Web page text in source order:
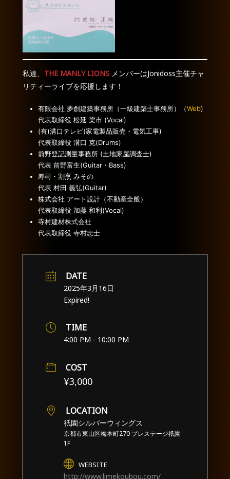
私達、 THE MANLY LIONS メンバーはJonidoss主催チャ
リティーライブを応援します！
有限会社 夢創建築事務所（一級建築士事務所）（Web)
代表取締役 松延 梁市 (Vocal)
(有)溝口テレビ(家電製品販売・電気工事)
代表取締役 溝口 克(Drums)
前野登記測量事務所 (土地家屋調査士)
代表 前野富生(Guitar・Bass)
寿司・割烹 みその
代表 村田 義弘(Guitar)
株式会社 アート設計（不動産全般）
代表取締役 加藤 和利(Vocal)
寺村建材株式会社
代表取締役 寺村忠士
DATE
2025年3月16日
Expired!
TIME
4:00 PM - 10:00 PM
COST
¥3,000
LOCATION
祇園シルバーウィングス
京都市東山区梅本町270 プレステージ祇園
1F
WEBSITE
http://www.limekoubou.com/